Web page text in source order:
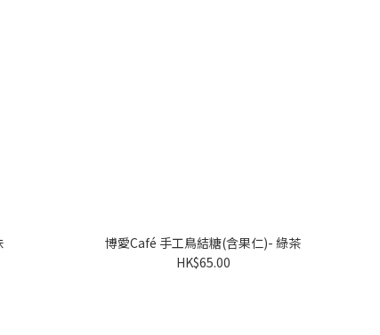
博愛Café 手工鳥結糖(含果仁)- 綠茶
HK$65.00